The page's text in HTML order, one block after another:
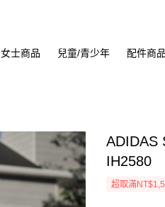
女士商品 兒童/青少年 配件商品
ADIDAS
IH2580
超取滿